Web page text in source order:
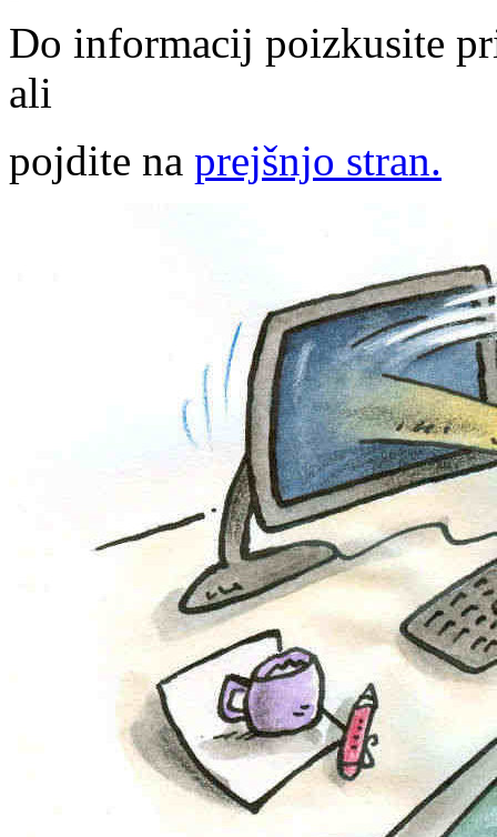
Do informacij poizkusite
ali
pojdite na prejšnjo stran.